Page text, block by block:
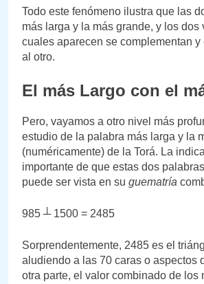
Todo este fenómeno ilustra que las
más larga y la más grande, y los dos
cuales aparecen se complementan
al otro.
El más Largo con el
Pero, vayamos a otro nivel más
estudio de la palabra más larga y la
(numéricamente) de la Torá. La
importante de que estas dos
puede ser vista en su guematría
985 ┴ 1500 = 2485
Sorprendentemente, 2485 es el
aludiendo a las 70 caras o aspectos
otra parte, el valor combinado de los